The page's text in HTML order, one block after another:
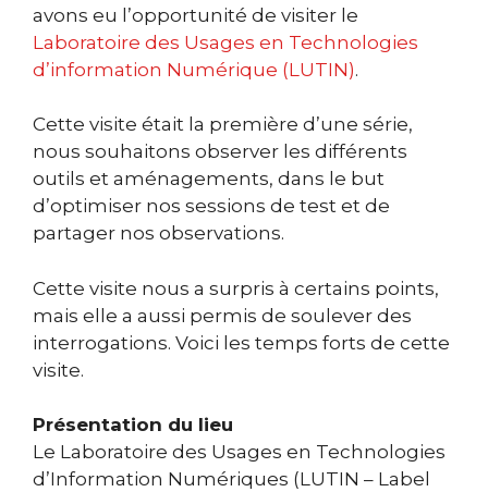
avons eu l’opportunité de visiter le
Laboratoire des Usages en Technologies
d’information Numérique (LUTIN).
Cette visite était la première d’une série,
nous souhaitons observer les différents
outils et aménagements, dans le but
d’optimiser nos sessions de test et de
partager nos observations.
Cette visite nous a surpris à certains points,
mais elle a aussi permis de soulever des
interrogations. Voici les temps forts de cette
visite.
Présentation du lieu
Le Laboratoire des Usages en Technologies
d’Information Numériques (LUTIN – Label